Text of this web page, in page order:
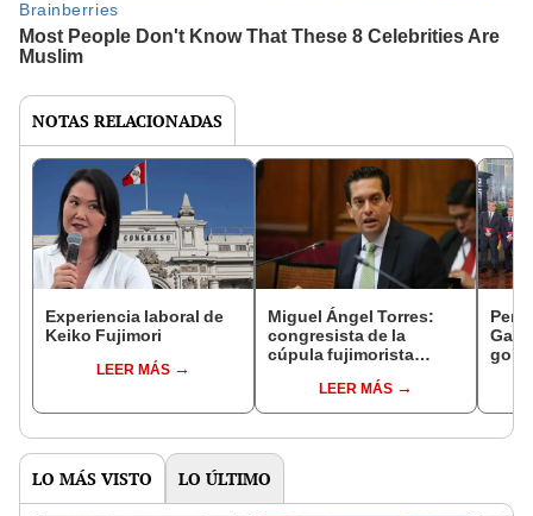
NOTAS RELACIONADAS
Experiencia laboral de
Keiko Fujimori
LEER MÁS
Miguel Ángel Torres:
congresista de la
cúpula fujimorista
del SenadoLEER MÁS
LO MÁS VISTO LO ÚLTIMO